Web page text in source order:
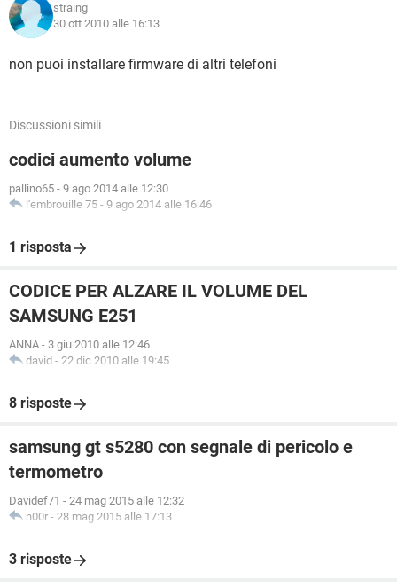
straing
30 ott 2010 alle 16:13
non puoi installare firmware di altri telefoni
Discussioni simili
codici aumento volume
pallino65 - 9 ago 2014 alle 12:30
l'embrouille 75 - 9 ago 2014 alle 16:46
1 risposta
CODICE PER ALZARE IL VOLUME DEL
SAMSUNG E251
ANNA - 3 giu 2010 alle 12:46
david - 22 dic 2010 alle 19:45
8 risposte
samsung gt s5280 con segnale di pericolo e
termometro
Davidef71 - 24 mag 2015 alle 12:32
n00r - 28 mag 2015 alle 17:13
3 risposte